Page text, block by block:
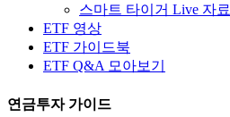
스마트 타이거 Live 자료
ETF 영상
ETF 가이드북
ETF Q&A 모아보기
연금투자 가이드